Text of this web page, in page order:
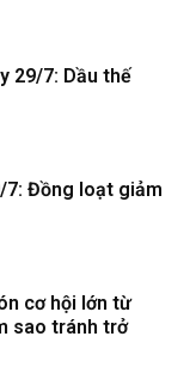
29/7: Dầu thế
7: Đồng loạt giảm
cơ hội lớn từ
sao tránh trở